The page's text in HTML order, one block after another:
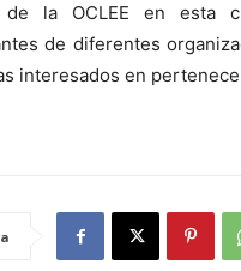
de la OCLEE en esta
de diferentes
interesados en